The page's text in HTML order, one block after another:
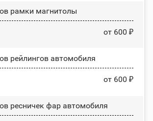
рамки магнитолы
от 600 ₽
рейлингов автомобиля
от 600 ₽
ресничек фар автомобиля